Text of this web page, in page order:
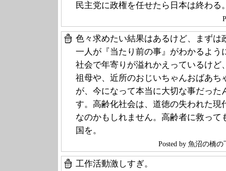
民主党に政権を任せたら日本は終わる
色々求めたい結果はあるけど、まずは
一人が『当たり前の事』がわかるよう
社会で年寄りが溢れかえっているけど
祖母や、近所のおじいちゃんおばあち
が、今になって本当に大切な事だった
す。高齢化社会は、道徳の失われた現
なのかもしれません。高齢者に救って
国を。
Posted by 魚沼の橋
工作活動激しすぎ。